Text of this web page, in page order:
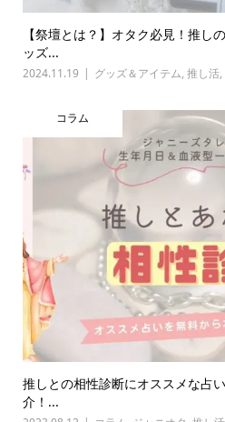
【祭壇とは？】オタク必見！推し
ッズ...
2024.11.19 グッズ＆アイテム, 推し活,
コラム
推しとの相性診断にオススメな占
介！...